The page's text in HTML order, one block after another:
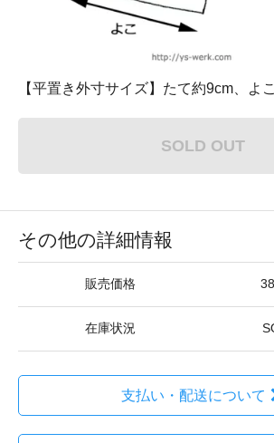
【平置き外寸サイズ】たて約9cm、よ
SOLD OUT
その他の詳細情報
販売価格
在庫状況
支払い・配送について